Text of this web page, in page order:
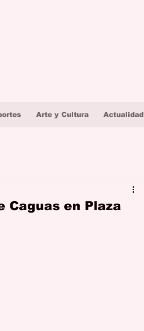
Arte y Cultura Actualidad
Caguas en Plaza